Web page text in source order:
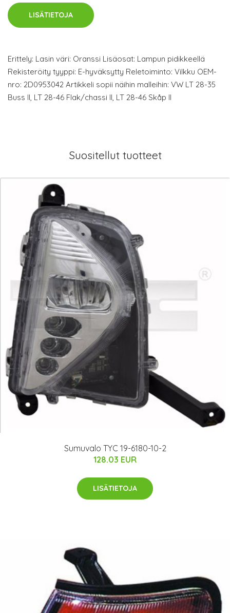
LISÄTIETOJA
Erittely: Lasin väri: Oranssi Lisäosat: Lampun pidikkeellä
Rekisteröity tyyppi: E-hyväksytty Reletoiminto: Vilkku OEM-
nro: 2D0953042 Artikkeli sopii näihin malleihin: VW LT 28-35
Buss II, LT 28-46 Flak/chassi II, LT 28-46 Skåp II
Suositellut tuotteet
Sumuvalo TYC 19-6180-10-2
128.03 EUR
LISÄTIETOJA